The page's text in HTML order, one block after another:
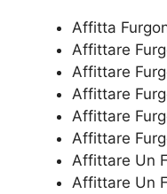
Affitta
Affittare
Affittare
Affittare
Affittare
Affittare
Affittare Un
Affittare Un